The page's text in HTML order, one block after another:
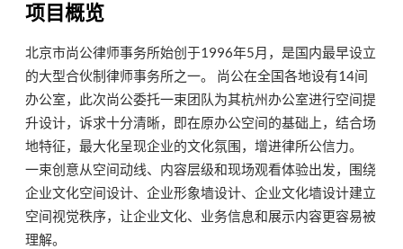
项目概览
北京市尚公律师事务所始创于1996年5月，是国内最早设立
的大型合伙制律师事务所之一。 尚公在全国各地设有14间
办公室，此次尚公委托一束团队为其杭州办公室进行空间提
升设计，诉求十分清晰，即在原办公空间的基础上，结合场
地特征，最大化呈现企业的文化氛围，增进律所公信力。
一束创意从空间动线、内容层级和现场观看体验出发，围绕
企业文化空间设计、企业形象墙设计、企业文化墙设计建立
空间视觉秩序，让企业文化、业务信息和展示内容更容易被
理解。